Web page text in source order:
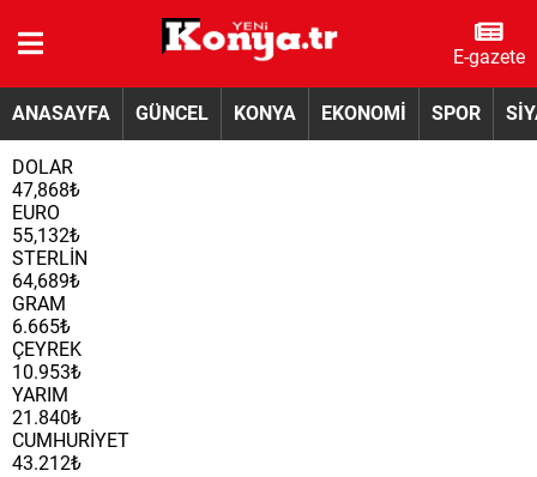
E-gazete
ANASAYFA GÜNCEL KONYA EKONOMİ SPOR
DOLAR
47,868₺
EURO
55,132₺
STERLİN
64,689₺
GRAM
6.665₺
ÇEYREK
10.953₺
YARIM
21.840₺
CUMHURİYET
43.212₺